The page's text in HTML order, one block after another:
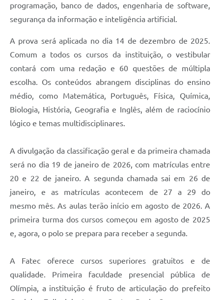
programação, banco de dados, engenharia de software,
segurança da informação e inteligência artificial.
A prova será aplicada no dia 14 de dezembro de 2025.
Comum a todos os cursos da instituição, o vestibular
contará com uma redação e 60 questões de múltipla
escolha. Os conteúdos abrangem disciplinas do ensino
médio, como Matemática, Português, Física, Química,
Biologia, História, Geografia e Inglês, além de raciocínio
lógico e temas multidisciplinares.
A divulgação da classificação geral e da primeira chamada
será no dia 19 de janeiro de 2026, com matrículas entre
20 e 22 de janeiro. A segunda chamada sai em 26 de
janeiro, e as matrículas acontecem de 27 a 29 do
mesmo mês. As aulas terão início em agosto de 2026. A
primeira turma dos cursos começou em agosto de 2025
e, agora, o polo se prepara para receber a segunda.
A Fatec oferece cursos superiores gratuitos e de
qualidade. Primeira faculdade presencial pública de
Olímpia, a instituição é fruto de articulação do prefeito